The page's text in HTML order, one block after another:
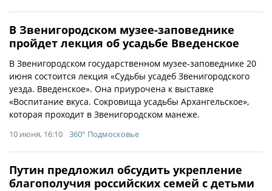
В Звенигородском музее-заповеднике
пройдет лекция об усадьбе Введенское
В Звенигородском государственном музее-заповеднике 20
июня состоится лекция «Судьбы усадеб Звенигородского
уезда. Введенское». Она приурочена к выставке
«Воспитание вкуса. Сокровища усадьбы Архангельское»,
которая проходит в Звенигородском манеже.
10 июня, 16:10 360° Подмосковье
Путин предложил обсудить укрепление
благополучия российских семей с детьми